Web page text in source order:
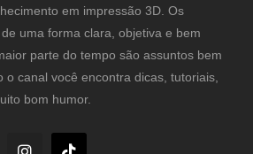
em impressão 3D. Os
uma forma clara, objetiva e bem
parte do tempo são assuntos bem
o canal você encontra dicas, tutoriais,
bom humor.